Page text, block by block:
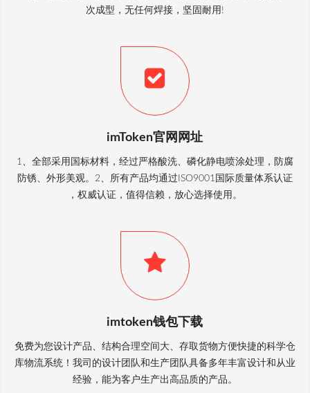
次成型，无任何焊接，坚固耐用!
imToken官网网址
1、全部采用国标材料，经过严格酸洗、磷化静电喷涂处理，防腐
防锈、外形美观。2、所有产品均通过ISO9001国际质量体系认证
，权威认证，值得信赖，放心选择使用。
imtoken钱包下载
免费为您设计产品、结构合理空间大、存取货物方便快捷的科学仓
库物流系统！我司的设计团队和生产团队具备多年丰富设计和从业
经验，能为客户生产出高品质的产品。